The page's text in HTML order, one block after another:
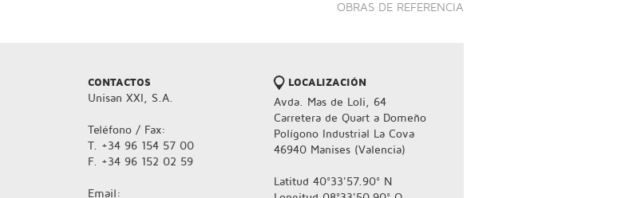
OBRAS DE REFERENCIA
CONTACTOS
Unisan XXI, S.A.
Teléfono / Fax:
T. +34 96 154 57 00
F. +34 96 152 02 59
Email:
LOCALIZACIÓN
Avda. Mas de Loli, 64
Carretera de Quart a Domeño
Polígono Industrial La Cova
46940 Manises (Valencia)
Latitud 40°33'57.90° N